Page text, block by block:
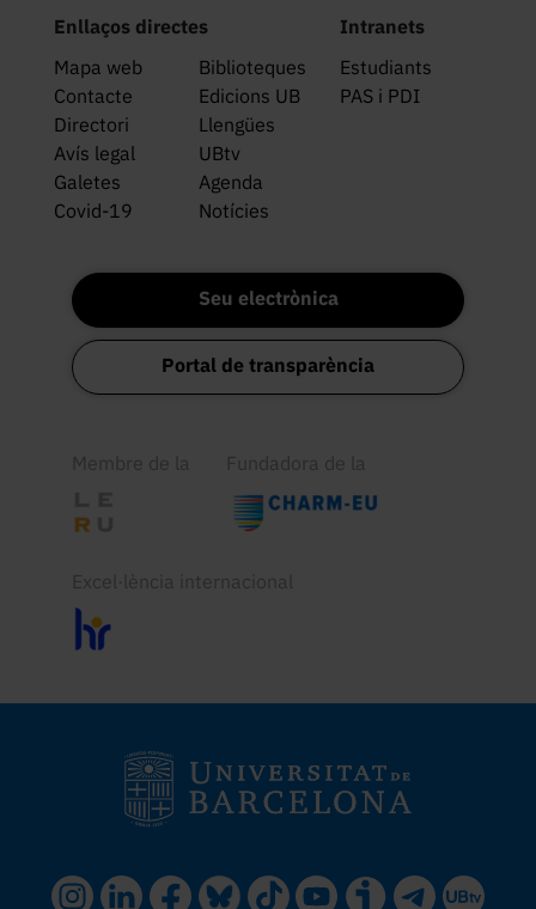
Enllaços directes
Mapa web
Biblioteques
Contacte
Edicions UB
Directori
Llengües
Avís legal
UBtv
Galetes
Agenda
Covid-19
Notícies
Intranets
Estudiants
PAS i PDI
Seu electrònica
Portal de transparència
Membre de la Fundadora de la
Excel·lència internacional